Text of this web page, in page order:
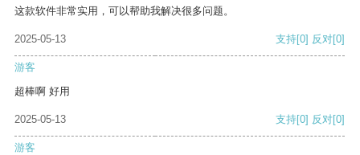
这款软件非常实用，可以帮助我解决很多问题。
2025-05-13 支持[0] 反对[0]
游客
超棒啊 好用
2025-05-13 支持[0] 反对[0]
游客